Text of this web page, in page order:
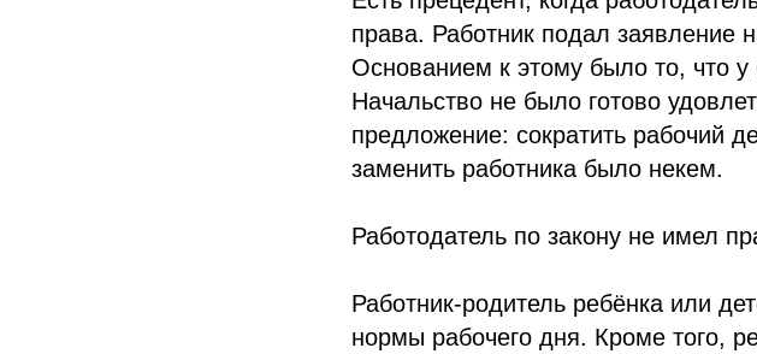
права. Работник подал заявление
Основанием к этому было то, что у
Начальство не было готово
предложение: сократить рабочий
заменить работника было некем.
Работодатель по закону не имел
Работник-родитель ребёнка или
нормы рабочего дня. Кроме того,